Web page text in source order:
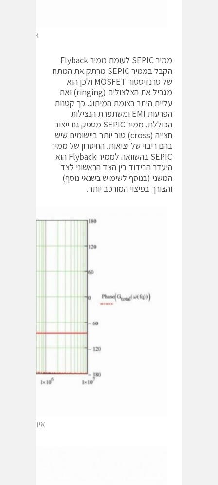
איור 2: תרשים של ממיר SEPIC ל-75 וואט
ממיר SEPIC לעומת ממיר Flyback
הקבל בממיר SEPIC מרתק את המתח
של טרנזיסטור MOSFET ולכן הוא
מגביל את הצלצולים (ringing) ואת
עליית היתר בצומת המיתוג. כך קטנות
הפרעות EMI ומשתפרת הנצילות
הכוללת. ממיר SEPIC מספק גם ייצוב
חצייה (cross) טוב יותר ביישומים שיש
בהם ריבוי של יציאות. החיסרון של ממיר
SEPIC בהשוואה לממיר Flyback הוא
היעדר הבידוד בין הצד הראשוני לצד
המשני (בנוסף לשימוש בשנאי נוסף)
והצורך בפיצוי המורכב יותר.
איור 3: תרשים bode מחושב של דרגת ההספק